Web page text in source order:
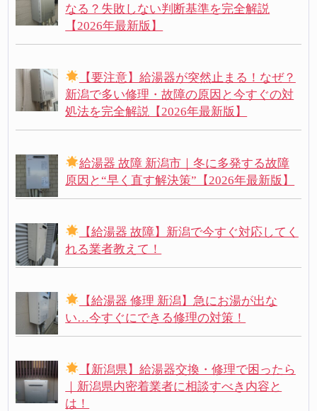
なる？失敗しない判断基準を完全解説
【2026年最新版】
【要注意】給湯器が突然止まる！なぜ？
新潟で多い修理・故障の原因と今すぐの対
処法を完全解説【2026年最新版】
給湯器 故障 新潟市｜冬に多発する故障
原因と“早く直す解決策”【2026年最新版】
【給湯器 故障】新潟で今すぐ対応してく
れる業者教えて！
【給湯器 修理 新潟】急にお湯が出な
い…今すぐにできる修理の対策！
【新潟県】給湯器交換・修理で困ったら
｜新潟県内密着業者に相談すべき内容と
は！